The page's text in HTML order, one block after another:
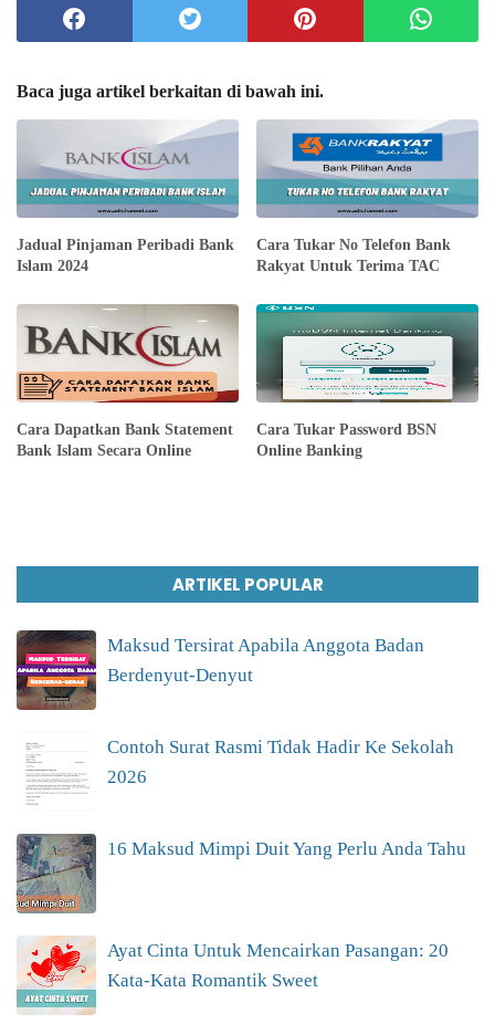
Baca juga artikel berkaitan di bawah ini.
Jadual Pinjaman Peribadi Bank
Islam 2024
Cara Tukar No Telefon Bank
Rakyat Untuk Terima TAC
Cara Dapatkan Bank Statement
Bank Islam Secara Online
Cara Tukar Password BSN
Online Banking
ARTIKEL POPULAR
Maksud Tersirat Apabila Anggota Badan
Berdenyut-Denyut
Contoh Surat Rasmi Tidak Hadir Ke Sekolah
2026
16 Maksud Mimpi Duit Yang Perlu Anda Tahu
Ayat Cinta Untuk Mencairkan Pasangan: 20
Kata-Kata Romantik Sweet